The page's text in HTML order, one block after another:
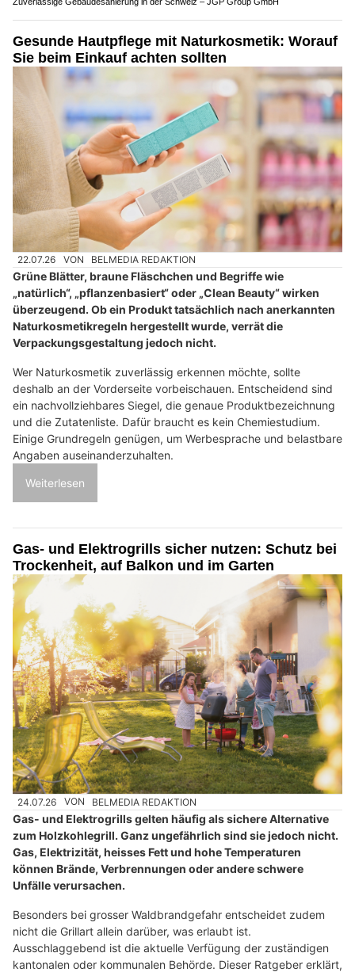
Gesunde Hautpflege mit Naturkosmetik: Worauf
Sie beim Einkauf achten sollten
22.07.26 VON BELMEDIA REDAKTION
Grüne Blätter, braune Fläschchen und Begriffe wie
„natürlich“, „pflanzenbasiert“ oder „Clean Beauty“ wirken
überzeugend. Ob ein Produkt tatsächlich nach anerkannten
Naturkosmetikregeln hergestellt wurde, verrät die
Verpackungsgestaltung jedoch nicht.
Wer Naturkosmetik zuverlässig erkennen möchte, sollte
deshalb an der Vorderseite vorbeischauen. Entscheidend sind
ein nachvollziehbares Siegel, die genaue Produktbezeichnung
und die Zutatenliste. Dafür braucht es kein Chemiestudium.
Einige Grundregeln genügen, um Werbesprache und belastbare
Angaben auseinanderzuhalten.
Weiterlesen
Gas- und Elektrogrills sicher nutzen: Schutz bei
Trockenheit, auf Balkon und im Garten
24.07.26 VON BELMEDIA REDAKTION
Gas- und Elektrogrills gelten häufig als sichere Alternative
zum Holzkohlegrill. Ganz ungefährlich sind sie jedoch nicht.
Gas, Elektrizität, heisses Fett und hohe Temperaturen
können Brände, Verbrennungen oder andere schwere
Unfälle verursachen.
Besonders bei grosser Waldbrandgefahr entscheidet zudem
nicht die Grillart allein darüber, was erlaubt ist.
Ausschlaggebend ist die aktuelle Verfügung der zuständigen
kantonalen oder kommunalen Behörde. Dieser Ratgeber erklärt,